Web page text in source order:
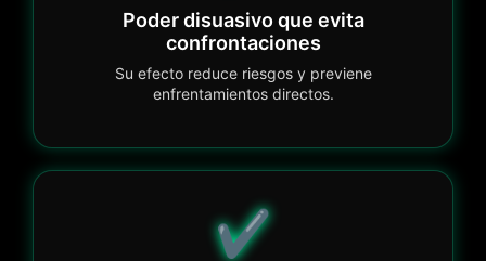
Poder disuasivo que evita
confrontaciones
Su efecto reduce riesgos y previene
enfrentamientos directos.
✔️